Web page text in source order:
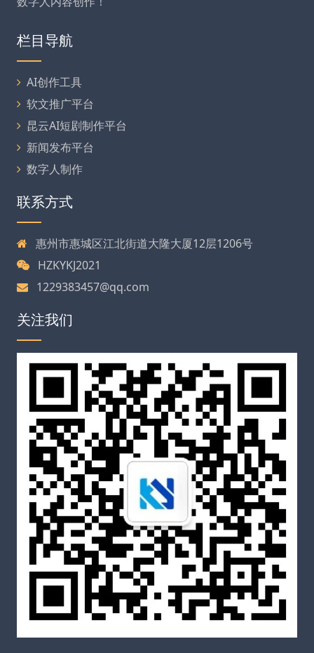
栏目导航
AI创作工具
软文推广平台
昆云AI短剧制作平台
新闻发布平台
数字人制作
联系方式
惠州市惠城区江北街道大隆大厦12层1206号
HZKYKJ2021
1229383457@qq.com
关注我们